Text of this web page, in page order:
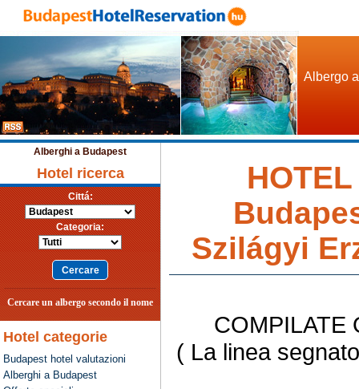
Albergo
Alberghi a Budapest
Hotel ricerca
Cittá:
Categoria:
Cercare un albergo secondo il nome
Hotel categorie
Budapest hotel valutazioni
Alberghi a Budapest
Szilágyi
COMPILATE
( La linea